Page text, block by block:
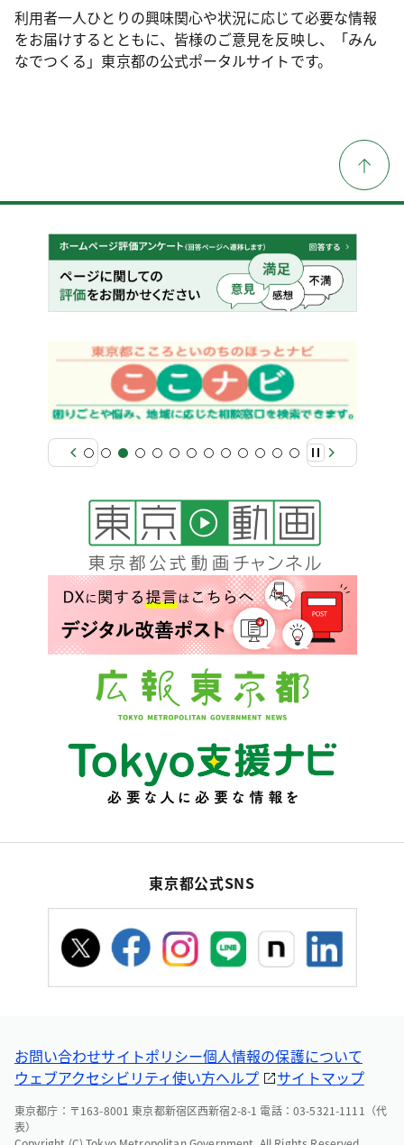
利用者一人ひとりの興味関心や状況に応じて必要な情報
をお届けするとともに、皆様のご意見を反映し、「みん
なでつくる」東京都の公式ポータルサイトです。
東京都公式SNS
お問い合わせサイトポリシー個人情報の保護について
ウェブアクセシビリティ使い方ヘルプ サイトマップ
東京都庁：〒163-8001 東京都新宿区西新宿2-8-1 電話：03-5321-1111（代
表）